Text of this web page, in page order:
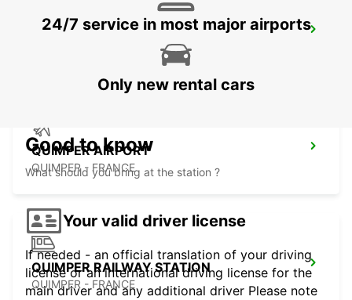
MORLAIX
QUIMPER AIRPORT
QUIMPER - FRANCE
QUIMPER RAILWAY STATION
QUIMPER - FRANCE
24/7 service in most major airports
Only new rental cars
Good to know
What should you bring at the station ?
Your valid driver license
If needed - an official translation of your driving
license or an international driving license for the
main driver and any additional driver Please note